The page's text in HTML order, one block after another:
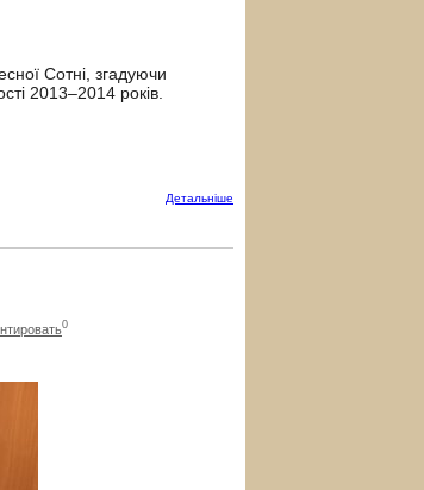
Сотні, згадуючи
2013–2014 років.
Детальнiше
0